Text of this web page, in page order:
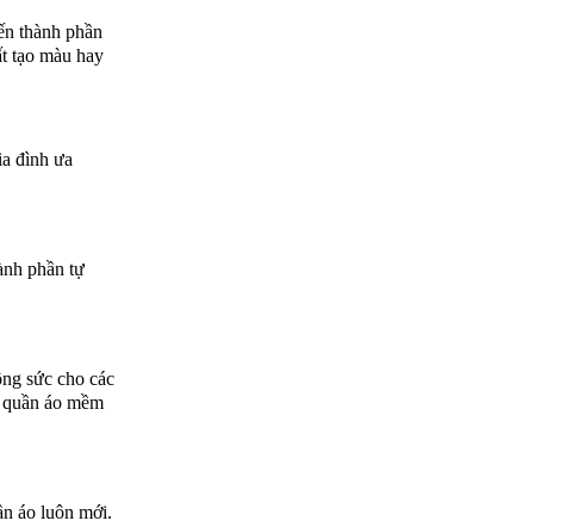
thành phần
tạo màu hay
đình ưa
phần tự
sức cho các
áo mềm
áo luôn mới.